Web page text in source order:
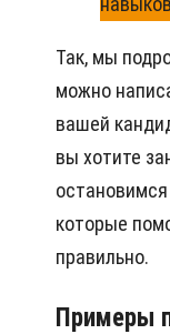
Так, мы
можно
вашей
вы хотите
которые
правильно.
Примеры